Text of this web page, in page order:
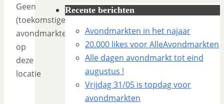
Geen
(toekomstige)
avondmarkten
op
deze
locatie
Recente berichten
Avondmarkten in het najaar
20.000 likes voor AlleAvondmarkten
Alle dagen avondmarkt tot eind
augustus !
Vrijdag 31/05 is topdag voor
avondmarkten